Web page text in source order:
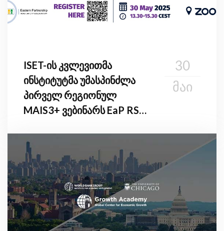
ISET-ის კვლევითმა
ინსტიტუტმა უმასპინძლა
პირველ რეგიონულ
MAIS3+ ვებინარს EaP RSO-
30
ᲛᲐᲘ